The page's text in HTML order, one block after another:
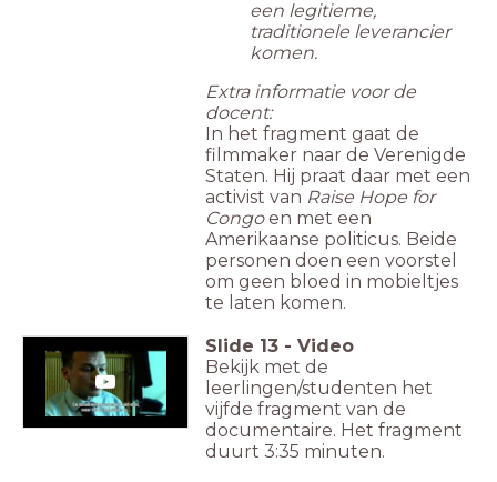
een legitieme,
traditionele leverancier
komen.
Extra informatie voor de
docent:
In het fragment gaat de
filmmaker naar de Verenigde
Staten. Hij praat daar met een
activist van Raise Hope for
Congoen met een
Amerikaanse politicus. Beide
personen doen een voorstel
om geen bloed in mobieltjes
te laten komen.
Slide 13 - Video
Bekijk met de
leerlingen/studenten het
vijfde fragment van de
documentaire. Het fragment
duurt 3:35 minuten.